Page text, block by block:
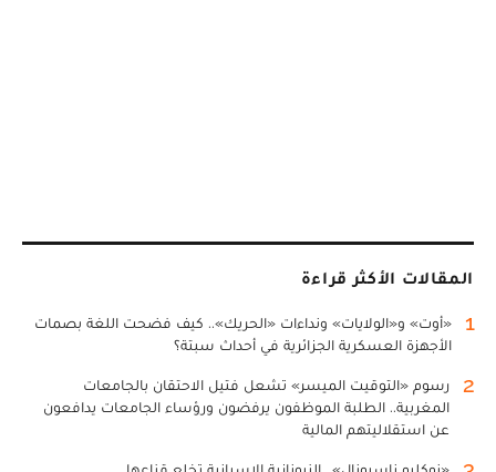
المقالات الأكثر قراءة
1
«أوت» و«الولايات» ونداءات «الحريك».. كيف فضحت اللغة بصمات
الأجهزة العسكرية الجزائرية في أحداث سبتة؟
2
رسوم «التوقيت الميسر» تشعل فتيل الاحتقان بالجامعات
المغربية.. الطلبة الموظفون يرفضون ورؤساء الجامعات يدافعون
عن استقلاليتهم المالية
«نوكليو ناسيونال».. النيونازية الإسبانية تخلع قناعها